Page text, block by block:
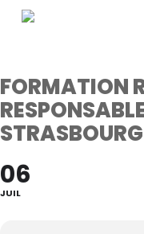
Skip
FORMATION
STRASBOURG
06
JUIL